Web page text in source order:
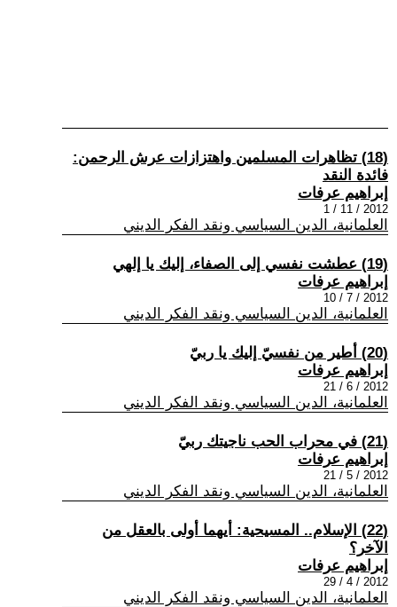
(18) تظاهرات المسلمين واهتزازات عرش الرحمن:
فائدة النقد
إبراهيم عرفات
2012 / 11 / 1
العلمانية، الدين السياسي ونقد الفكر الديني
(19) عطشت نفسي إلى الصفاء، إليك يا إلهي
إبراهيم عرفات
2012 / 7 / 10
العلمانية، الدين السياسي ونقد الفكر الديني
(20) أطير من نفسيّ إليك يا ربيّ
إبراهيم عرفات
2012 / 6 / 21
العلمانية، الدين السياسي ونقد الفكر الديني
(21) في محراب الحب ناجيتك ربيّ
إبراهيم عرفات
2012 / 5 / 21
العلمانية، الدين السياسي ونقد الفكر الديني
(22) الإسلام.. المسيحية: أيهما أولى بالعقل من
الآخر؟
إبراهيم عرفات
2012 / 4 / 29
العلمانية، الدين السياسي ونقد الفكر الديني